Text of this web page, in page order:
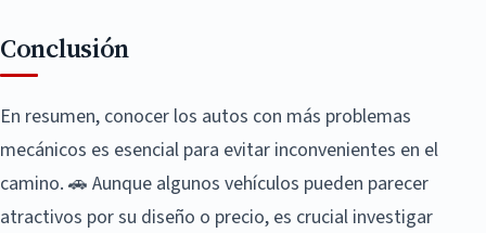
Conclusión
En resumen, conocer los autos con más problemas
mecánicos es esencial para evitar inconvenientes en el
camino. 🚗 Aunque algunos vehículos pueden parecer
atractivos por su diseño o precio, es crucial investigar